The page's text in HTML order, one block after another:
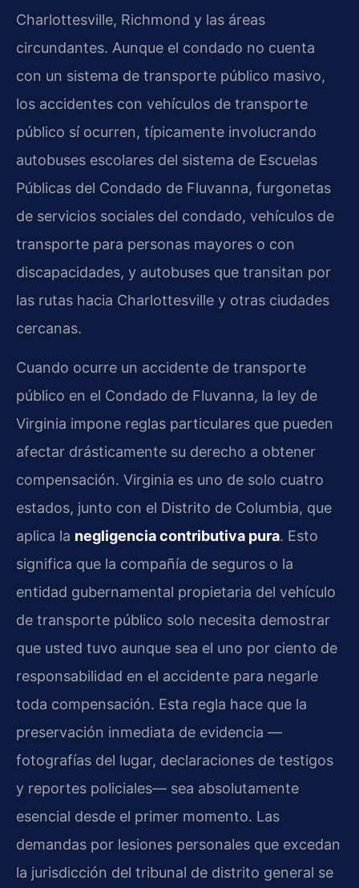
Charlottesville, Richmond y las áreas
circundantes. Aunque el condado no cuenta
con un sistema de transporte público masivo,
los accidentes con vehículos de transporte
público sí ocurren, típicamente involucrando
autobuses escolares del sistema de Escuelas
Públicas del Condado de Fluvanna, furgonetas
de servicios sociales del condado, vehículos de
transporte para personas mayores o con
discapacidades, y autobuses que transitan por
las rutas hacia Charlottesville y otras ciudades
cercanas.
Cuando ocurre un accidente de transporte
público en el Condado de Fluvanna, la ley de
Virginia impone reglas particulares que pueden
afectar drásticamente su derecho a obtener
compensación. Virginia es uno de solo cuatro
estados, junto con el Distrito de Columbia, que
aplica la negligencia contributiva pura. Esto
significa que la compañía de seguros o la
entidad gubernamental propietaria del vehículo
de transporte público solo necesita demostrar
que usted tuvo aunque sea el uno por ciento de
responsabilidad en el accidente para negarle
toda compensación. Esta regla hace que la
preservación inmediata de evidencia —
fotografías del lugar, declaraciones de testigos
y reportes policiales— sea absolutamente
esencial desde el primer momento. Las
demandas por lesiones personales que excedan
la jurisdicción del tribunal de distrito general se